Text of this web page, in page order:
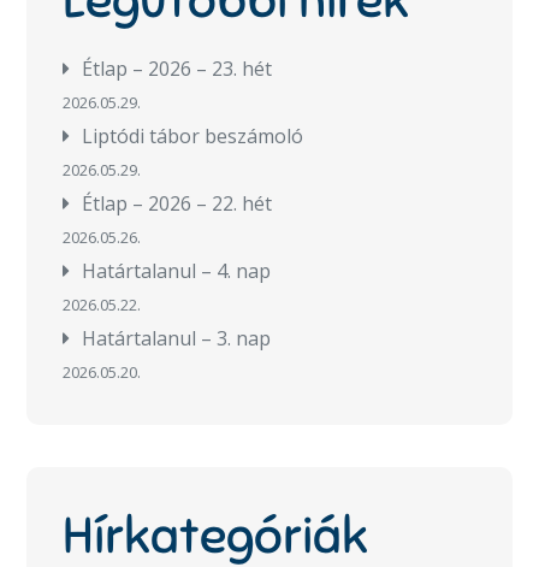
Étlap – 2026 – 23. hét
2026.05.29.
Liptódi tábor beszámoló
2026.05.29.
Étlap – 2026 – 22. hét
2026.05.26.
Határtalanul – 4. nap
2026.05.22.
Határtalanul – 3. nap
2026.05.20.
Hírkategóriák